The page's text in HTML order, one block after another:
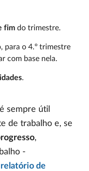
fim do trimestre.
para o 4.º trimestre
com base nela.
.
sempre útil
de trabalho e, se
,
-
de